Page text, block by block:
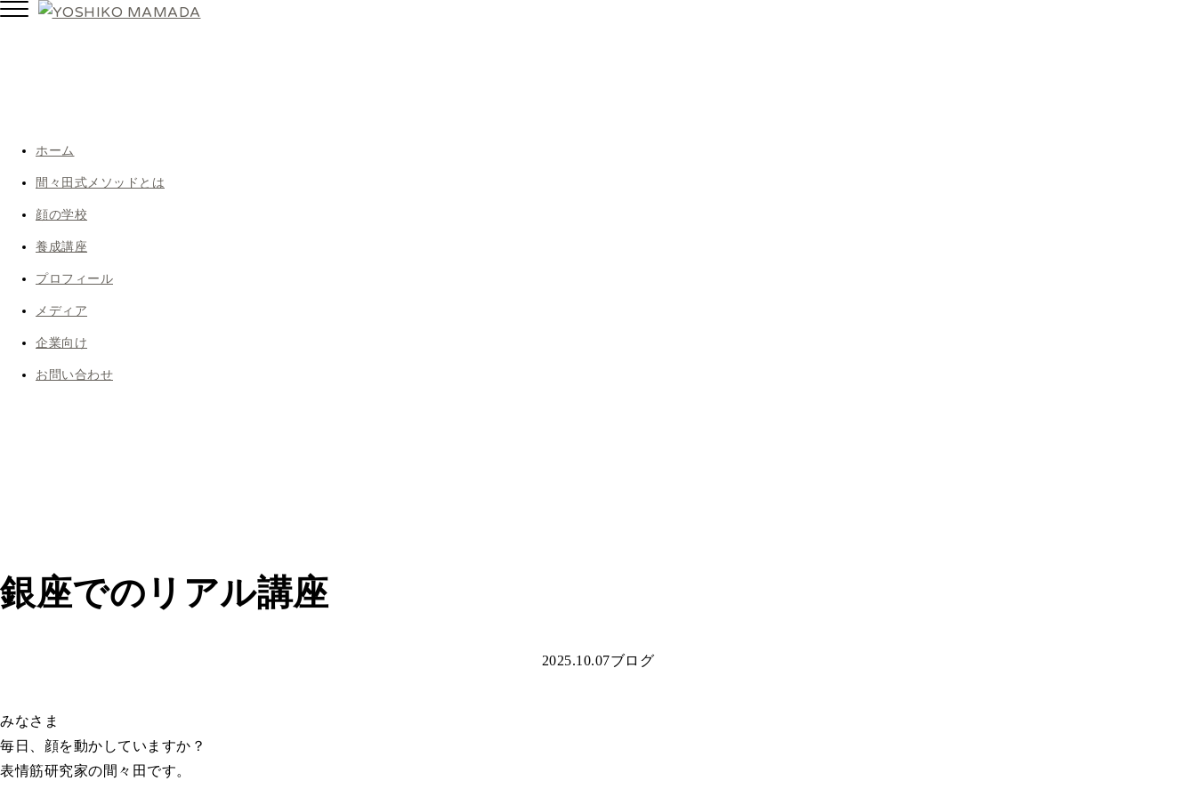
ホーム
間々田式メソッドとは
顔の学校
養成講座
プロフィール
メディア
企業向け
お問い合わせ
銀座でのリアル講座
2025.10.07ブログ
みなさま
毎日、顔を動かしていますか？
表情筋研究家の間々田です。